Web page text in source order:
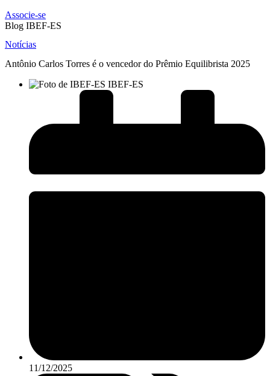
Associe-se
Blog IBEF-ES
Notícias
Antônio Carlos Torres é o vencedor do Prêmio Equilibrista 2025
IBEF-ES
11/12/2025